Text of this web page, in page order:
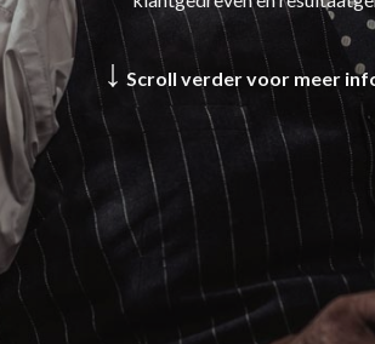
↓ Scroll verder voor meer